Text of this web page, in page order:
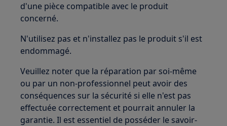
d'une pièce compatible avec le produit
concerné.
N'utilisez pas et n'installez pas le produit s'il est
endommagé.
Veuillez noter que la réparation par soi-même
ou par un non-professionnel peut avoir des
conséquences sur la sécurité si elle n'est pas
effectuée correctement et pourrait annuler la
garantie. Il est essentiel de posséder le savoir-